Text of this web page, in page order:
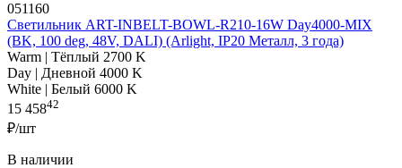
051160
Светильник ART-INBELT-BOWL-R210-16W Day4000-MIX
(BK, 100 deg, 48V, DALI) (Arlight, IP20 Металл, 3 года)
Warm | Тёплый 2700 K
Day | Дневной 4000 K
White | Белый 6000 K
15 45842
₽/шт
В наличии